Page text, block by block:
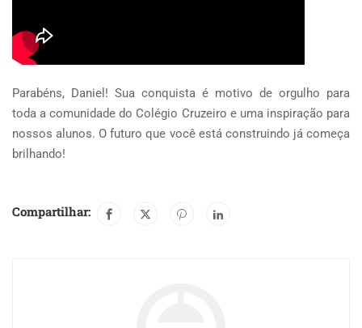
Parabéns, Daniel! Sua conquista é motivo de orgulho para
toda a comunidade do Colégio Cruzeiro e uma inspiração para
nossos alunos. O futuro que você está construindo já começa
brilhando!
Compartilhar: